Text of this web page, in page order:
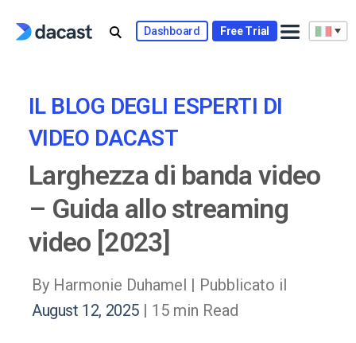
Dashboard Free Trial
IL BLOG DEGLI ESPERTI DI
VIDEO DACAST
Larghezza di banda video
– Guida allo streaming
video [2023]
By Harmonie Duhamel | Pubblicato il
August 12, 2025 | 15 min Read